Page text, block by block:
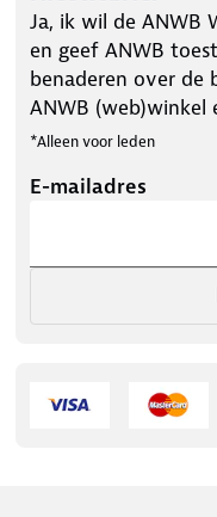
Ja, ik wil de ANWB
en geef ANWB
benaderen over de
ANWB (web)winkel
*Alleen voor leden
E-mailadres